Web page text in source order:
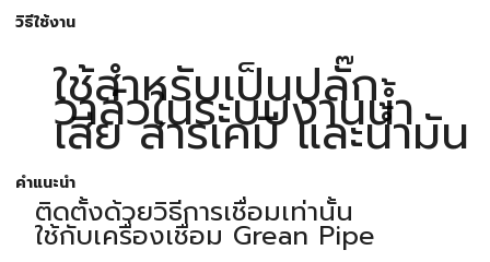
วิธีใช้งาน
ใช้สำหรับเป็นปลั๊ก
วาล์วในระบบงานน้ำ
เสีย สารเคมี และน้ำมัน
คำแนะนำ
ติดตั้งด้วยวิธีการเชื่อมเท่านั้น
ใช้กับเครื่องเชื่อม Grean Pipe